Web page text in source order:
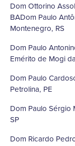
Dom Ottorino
BADom Paulo
Montenegro, RS
Dom Paulo
Emérito de Mogi
Dom Paulo
Petrolina, PE
Dom Paulo Sérgio
SP
Dom Ricardo